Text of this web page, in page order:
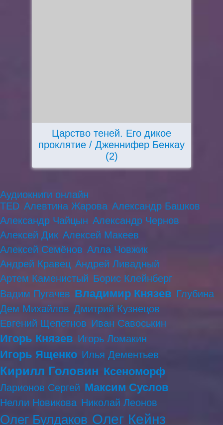
Царство теней. Его дикое
проклятие / Дженнифер Бенкау
(2)
Аудиокниги онлайн
TED Алевтина Жарова Александр Башков
Александр Чайцын Александр Чернов
Алексей Дик Алексей Макеев
Алексей Семёнов Алла Човжик
Андрей Кравец Андрей Ливадный
Артем Каменистый Борис Клейнберг
Вадим Пугачев Владимир Князев Глубина
Дем Михайлов Дмитрий Кузнецов
Евгений Щепетнов Иван Савоськин
Игорь Князев Игорь Ломакин
Игорь Ященко Илья Дементьев
Кирилл Головин Ксеноморф
Ларионов Сергей Максим Суслов
Нелли Новикова Николай Леонов
Олег Булдаков Олег Кейнз